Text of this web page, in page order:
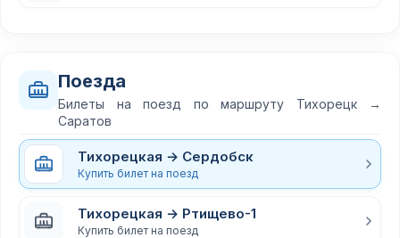
Поезда
Билеты на поезд по маршруту Тихорецк →
Саратов
Тихорецкая → Сердобск
Купить билет на поезд
Тихорецкая → Ртищево-1
Купить билет на поезд